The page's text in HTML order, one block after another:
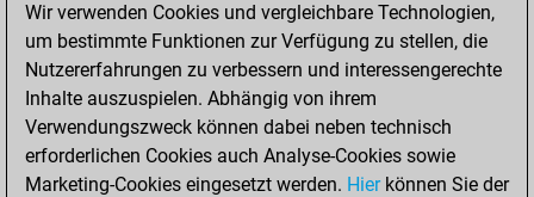
Bauernopfer
13
Matt auf vollem Brett
0
Bauer setzt Matt
Erstickte Matts
Unterverwandlungen
0
Wir verwenden Cookies und vergleichbare Technologien,
um bestimmte Funktionen zur Verfügung zu stellen, die
Nutzererfahrungen zu verbessern und interessengerechte
Inhalte auszuspielen. Abhängig von ihrem
Verwendungszweck können dabei neben technisch
erforderlichen Cookies auch Analyse-Cookies sowie
Marketing-Cookies eingesetzt werden. Hierkönnen Sie der